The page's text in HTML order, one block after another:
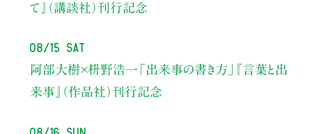
て』（講談社）刊行記念
08/15 Sat
阿部大樹×枡野浩一 「出来事の書き方」
『言葉と出
来事』（作品社）刊行記念
08/16 Sun